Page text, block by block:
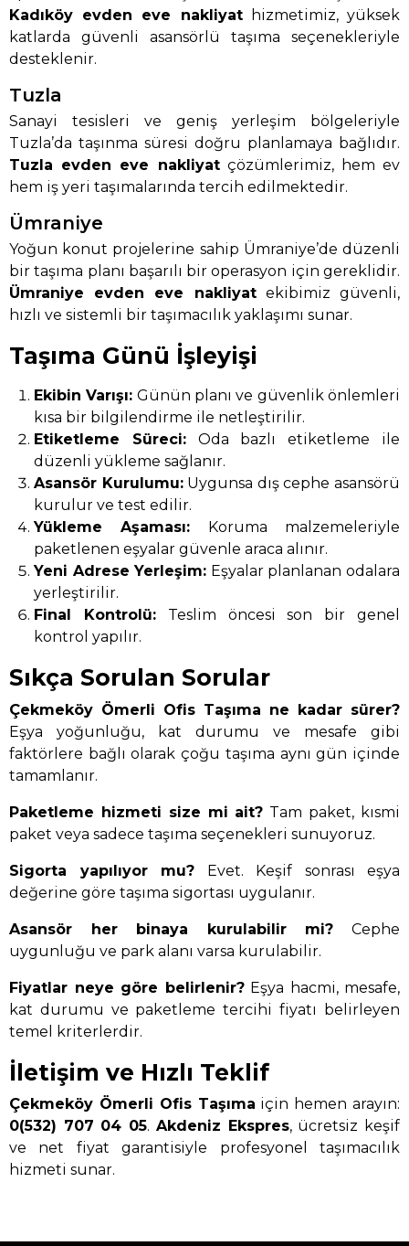
Kadıköy evden eve nakliyathizmetimiz, yüksek
katlarda güvenli asansörlü taşıma seçenekleriyle
desteklenir.
Tuzla
Sanayi tesisleri ve geniş yerleşim bölgeleriyle
Tuzla’da taşınma süresi doğru planlamaya bağlıdır.
Tuzla evden eve nakliyatçözümlerimiz, hem ev
hem iş yeri taşımalarında tercih edilmektedir.
Ümraniye
Yoğun konut projelerine sahip Ümraniye’de düzenli
bir taşıma planı başarılı bir operasyon için gereklidir.
Ümraniye evden eve nakliyatekibimiz güvenli,
hızlı ve sistemli bir taşımacılık yaklaşımı sunar.
Taşıma Günü İşleyişi
Ekibin Varışı: Günün planı ve güvenlik önlemleri
kısa bir bilgilendirme ile netleştirilir.
Etiketleme Süreci:Oda bazlı etiketleme ile
düzenli yükleme sağlanır.
Asansör Kurulumu:Uygunsa dış cephe asansörü
kurulur ve test edilir.
Yükleme Aşaması: Koruma malzemeleriyle
paketlenen eşyalar güvenle araca alınır.
Yeni Adrese Yerleşim: Eşyalar planlanan odalara
yerleştirilir.
Final Kontrolü: Teslim öncesi son bir genel
kontrol yapılır.
Sıkça Sorulan Sorular
Çekmeköy Ömerli Ofis Taşıma ne kadar sürer?
Eşya yoğunluğu, kat durumu ve mesafe gibi
faktörlere bağlı olarak çoğu taşıma aynı gün içinde
tamamlanır.
Paketleme hizmeti size mi ait? Tam paket, kısmi
paket veya sadece taşıma seçenekleri sunuyoruz.
Sigorta yapılıyor mu? Evet. Keşif sonrası eşya
değerine göre taşıma sigortası uygulanır.
Asansör her binaya kurulabilir mi? Cephe
uygunluğu ve park alanı varsa kurulabilir.
Fiyatlar neye göre belirlenir?Eşya hacmi, mesafe,
kat durumu ve paketleme tercihi fiyatı belirleyen
temel kriterlerdir.
İletişim ve Hızlı Teklif
Çekmeköy Ömerli Ofis Taşıma için hemen arayın:
0(532) 707 04 05. Akdeniz Ekspres, ücretsiz keşif
ve net fiyat garantisiyle profesyonel taşımacılık
hizmeti sunar.